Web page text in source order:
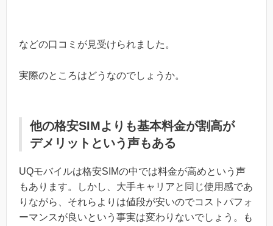
などの口コミが見受けられました。
実際のところはどうなのでしょうか。
他の格安SIMよりも基本料金が割高が
デメリットという声もある
UQモバイルは格安SIMの中では料金が高めという声
もあります。しかし、大手キャリアと同じ使用感であ
りながら、それらよりは値段が安いのでコストパフォ
ーマンスが良いという事実は変わりないでしょう。も